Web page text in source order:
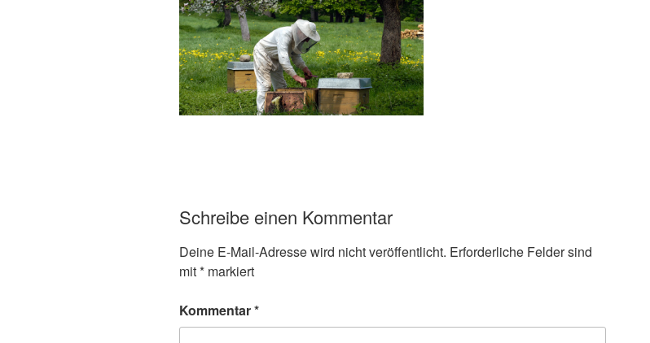
Schreibe einen Kommentar
Deine E-Mail-Adresse wird nicht veröffentlicht. Erforderliche Felder sind
mit* markiert
Kommentar*